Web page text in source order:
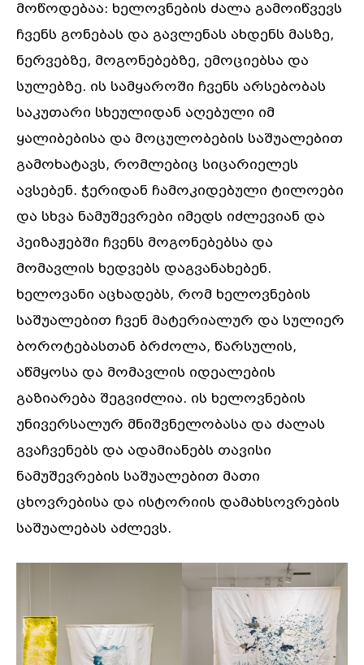
მოწოდებაა: ხელოვნების ძალა გამოიწვევს
ჩვენს გონებას და გავლენას ახდენს მასზე,
ნერვებზე, მოგონებებზე, ემოციებსა და
სულებზე. ის სამყაროში ჩვენს არსებობას
საკუთარი სხეულიდან აღებული იმ
ყალიბებისა და მოცულობების საშუალებით
გამოხატავს, რომლებიც სიცარიელეს
ავსებენ. ჭერიდან ჩამოკიდებული ტილოები
და სხვა ნამუშევრები იმედს იძლევიან და
პეიზაჟებში ჩვენს მოგონებებსა და
მომავლის ხედვებს დაგვანახებენ.
ხელოვანი აცხადებს, რომ ხელოვნების
საშუალებით ჩვენ მატერიალურ და სულიერ
ბოროტებასთან ბრძოლა, წარსულის,
აწმყოსა და მომავლის იდეალების
გაზიარება შეგვიძლია. ის ხელოვნების
უნივერსალურ მნიშვნელობასა და ძალას
გვაჩვენებს და ადამიანებს თავისი
ნამუშევრების საშუალებით მათი
ცხოვრებისა და ისტორიის დამახსოვრების
საშუალებას აძლევს.